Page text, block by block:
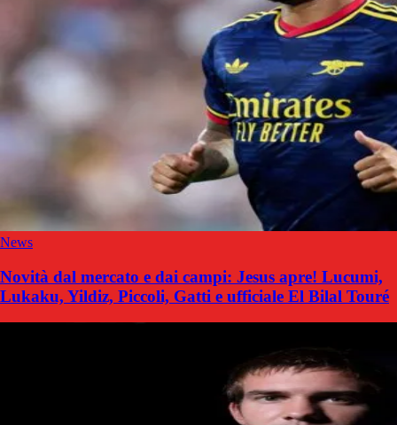
News
Novità dal mercato e dai campi: Jesus apre! Lucumi,
Lukaku, Yildiz, Piccoli, Gatti e ufficiale El Bilal Touré